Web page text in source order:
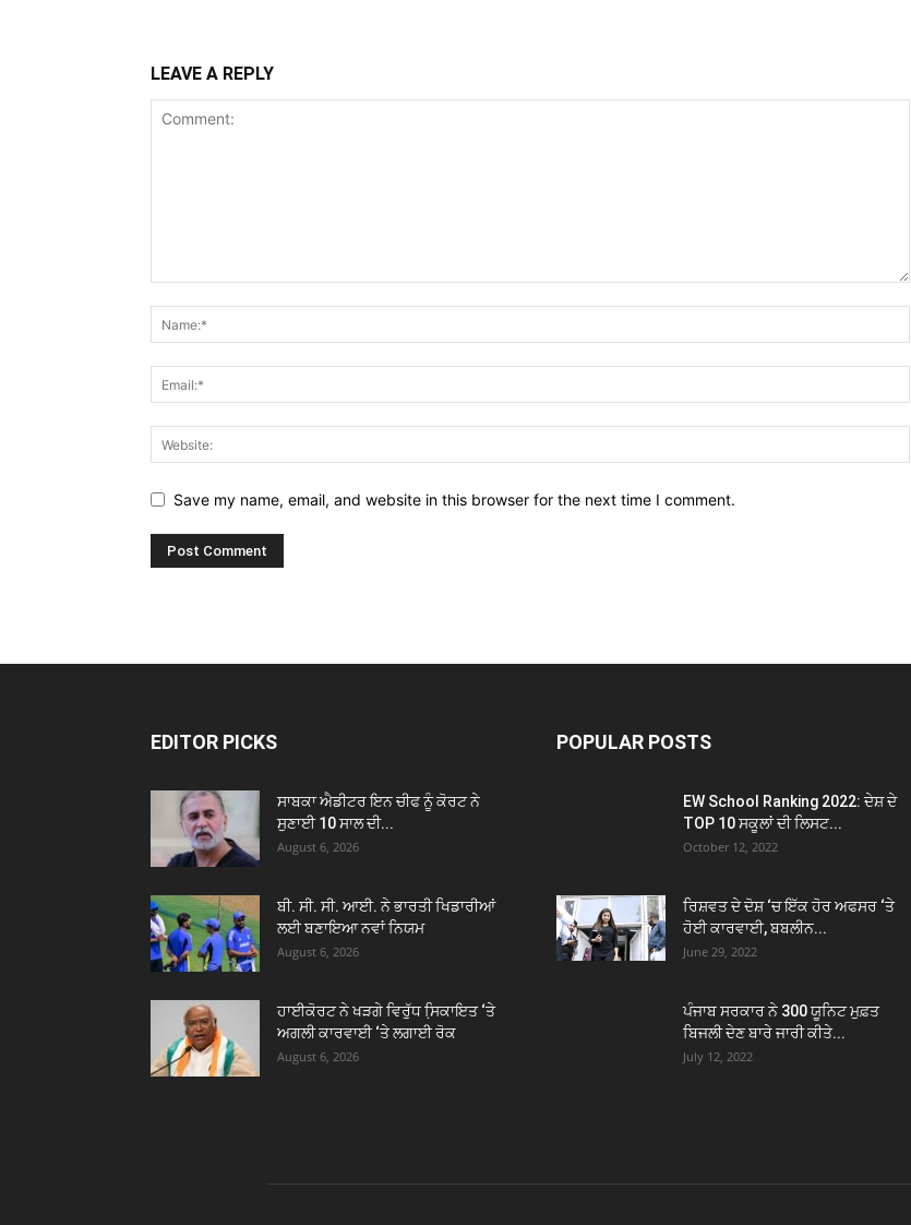
LEAVE A REPLY
Save my name, email, and website in this browser for the next time I comment.
EDITOR PICKS
ਸਾਬਕਾ ਐਡੀਟਰ ਇਨ ਚੀਫ ਨੂੰ ਕੋਰਟ ਨੇ
ਸੁਣਾਈ 10 ਸਾਲ ਦੀ...
August 6, 2026
ਬੀ. ਸੀ. ਸੀ. ਆਈ. ਨੇ ਭਾਰਤੀ ਖਿਡਾਰੀਆਂ
ਲਈ ਬਣਾਇਆ ਨਵਾਂ ਨਿਯਮ
August 6, 2026
ਹਾਈਕੋਰਟ ਨੇ ਖੜਗੇ ਵਿਰੁੱਧ ਸਿ਼ਕਾਇਤ ‘ਤੇ
ਅਗਲੀ ਕਾਰਵਾਈ ‘ਤੇ ਲਗਾਈ ਰੋਕ
August 6, 2026
POPULAR POSTS
EW School Ranking 2022: ਦੇਸ਼ ਦੇ
TOP 10 ਸਕੂਲਾਂ ਦੀ ਲਿਸਟ...
October 12, 2022
ਰਿਸ਼ਵਤ ਦੇ ਦੋਸ਼ ‘ਚ ਇੱਕ ਹੋਰ ਅਫਸਰ ‘ਤੇ
ਹੋਈ ਕਾਰਵਾਈ, ਬਬਲੀਨ...
June 29, 2022
ਪੰਜਾਬ ਸਰਕਾਰ ਨੇ 300 ਯੂਨਿਟ ਮੁਫ਼ਤ
ਬਿਜਲੀ ਦੇਣ ਬਾਰੇ ਜਾਰੀ ਕੀਤੇ...
July 12, 2022